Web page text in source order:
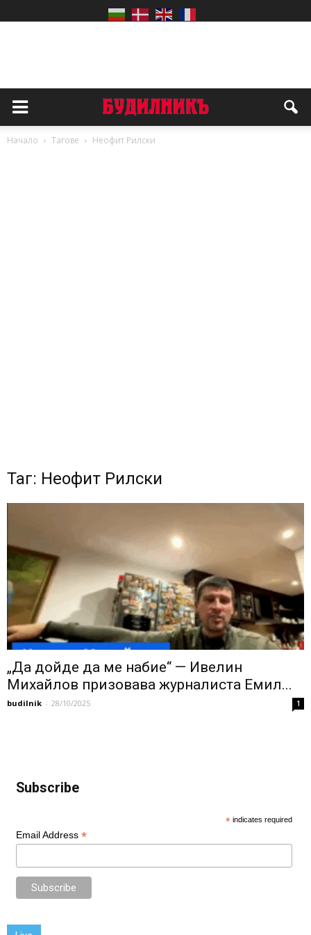
Начало Тагове Неофит Рилски
Таг: Неофит Рилски
„Да дойде да ме набие“ — Ивелин
Михайлов призовава журналиста Емил...
budilnik - 28/10/2025 1
Subscribe
* indicates required
Email Address *